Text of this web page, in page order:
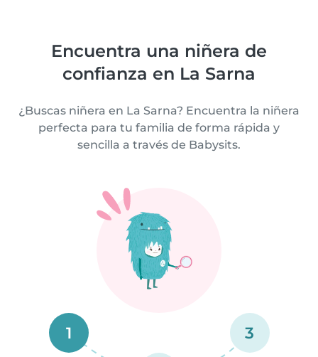
Encuentra una niñera de
confianza en La Sarna
¿Buscas niñera en La Sarna? Encuentra la niñera
perfecta para tu familia de forma rápida y
sencilla a través de Babysits.
1 3